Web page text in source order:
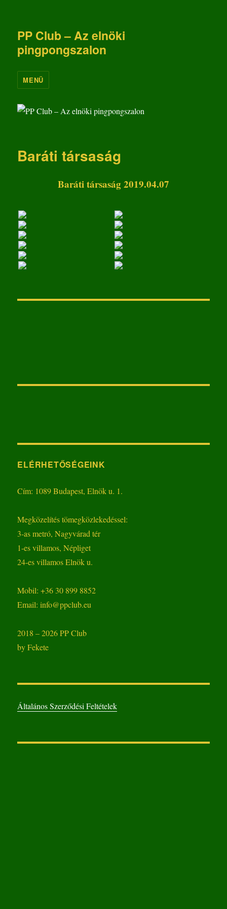
PP Club – Az elnöki
pingpongszalon
MENÜ
Baráti társaság
Baráti társaság 2019.04.07
ELÉRHETŐSÉGEINK
Cím: 1089 Budapest, Elnök u. 1.
Megközelítés tömegközlekedéssel:
3-as metró, Nagyvárad tér
1-es villamos, Népliget
24-es villamos Elnök u.
Mobil: +36 30 899 8852
Email: info@ppclub.eu
2018 – 2026 PP Club
by Fekete
Általános Szerződési Feltételek